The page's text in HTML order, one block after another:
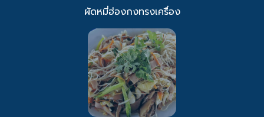
ผัดหมี่ฮ่องกงทรงเครื่อง